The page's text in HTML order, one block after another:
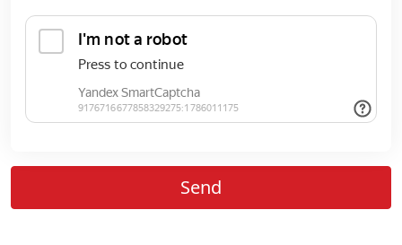
Send